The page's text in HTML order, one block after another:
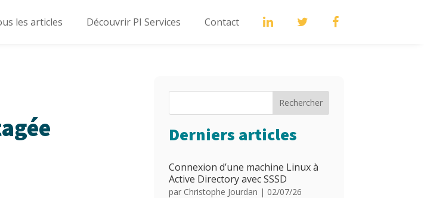
les articles Découvrir PI Services Contact
Rechercher
Derniers articles
Connexion d’une machine Linux à
Active Directory avec SSSD
par Christophe Jourdan | 02/07/26